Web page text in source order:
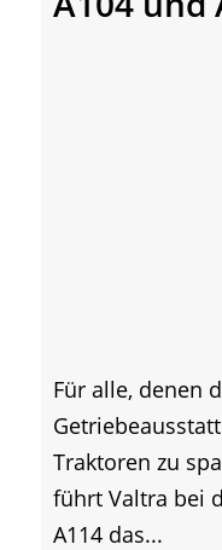
Für alle, denen
Traktoren zu
führt Valtra bei
A114 das...